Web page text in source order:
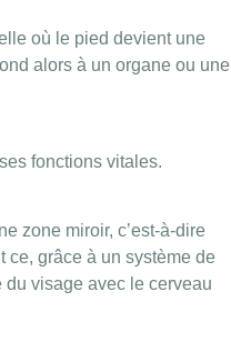
où le pied devient une
alors à un organe ou une
fonctions vitales.
zone miroir, c’est-à-dire
ce, grâce à un système de
du visage avec le cerveau